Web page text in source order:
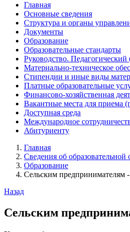
Главная
Основные сведения
Структура и органы
Документы
Образование
Образовательные стандарты
Руководство. Педагогический
Материально-техническое
Стипендии и иные виды
Платные образовательные
Финансово-хозяйственная
Вакантные места для приема
Доступная среда
Международное
Абитуриенту
Главная
Сведения об образовательной
Образование
Сельским предпринимателям
Назад
Сельским